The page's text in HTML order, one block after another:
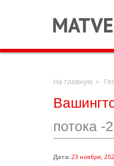
На главную
потока -
Дата:23 ноября,